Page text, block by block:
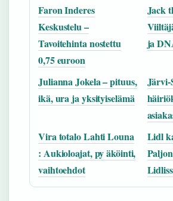
Faron Inderes
Keskustelu –
Tavoitehinta nostettu
0,75 euroon
Jack
ja
Julianna Jokela – pituus,
ikä, ura ja yksityiselämä
Järvi-
Vira totalo Lahti Louna
: Aukioloajat, py äköinti,
vaihtoehdot
Lidl